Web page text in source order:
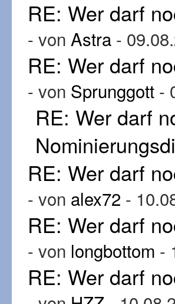
RE: Wer darf
- von Astra -
RE: Wer darf
- von Sprunggott -
RE: Wer darf
RE: Wer darf
- von alex72 -
RE: Wer darf
- von longbottom -
RE: Wer darf